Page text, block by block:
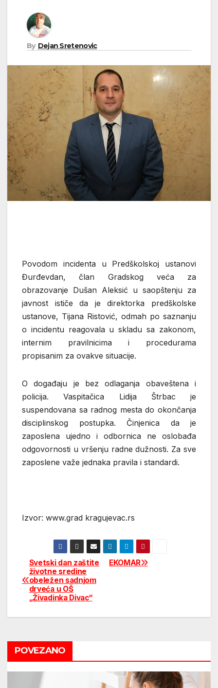
By Dejan Sretenovic
Povodom incidenta u Predškolskoj ustanovi
Đurđevdan, član Gradskog veća za
obrazovanje Dušan Aleksić u saopštenju za
javnost ističe da je direktorka predškolske
ustanove, Tijana Ristović, odmah po saznanju
o incidentu reagovala u skladu sa zakonom,
internim pravilnicima i procedurama
propisanim za ovakve situacije.
O događaju je bez odlaganja obaveštena i
policija. Vaspitačica Lidija Štrbac je
suspendovana sa radnog mesta do okončanja
disciplinskog postupka. Činjenica da je
zaposlena ujedno i odbornica ne oslobađa
odgovornosti u vršenju radne dužnosti. Za sve
zaposlene važe jednaka pravila i standardi.
Izvor: www.grad kragujevac.rs
Post
navigation
EKOMAR
Svetski dan zaštite
životne sredine
obeležen sadnjom
drveća u OŠ
„Živadinka Divac“
POVEZANO